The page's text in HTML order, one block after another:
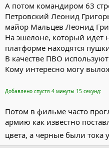
А потом командиром 63
Петровский Леонид
майор Мальцев Леонид
На эшелоне, который идет
платформе находятся
В качестве ПВО
Кому интересно могу
Добавлено спустя 4 минуты 15 секунд:
Потом в фильме часто
армию как известно
цвета, а черные были тока